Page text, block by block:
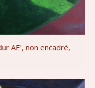
AE', non encadré,